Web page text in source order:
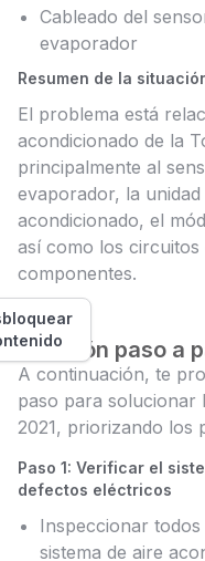
Cableado del
evaporador
Resumen de la
El problema está
acondicionado de la
principalmente al
evaporador, la
acondicionado, el
así como los circuitos
componentes.
Solución paso a
A continuación, te
paso para solucionar
2021, priorizando los
Paso 1: Verificar el
defectos eléctricos
Inspeccionar
sistema de aire